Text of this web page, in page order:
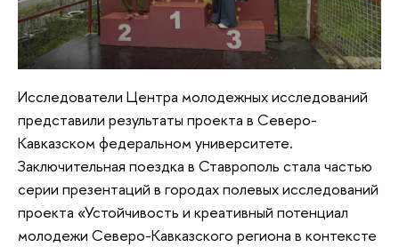
Исследователи Центра молодежных исследований
представили результаты проекта в Северо-
Кавказском федеральном университете.
Заключительная поездка в Ставрополь стала частью
серии презентаций в городах полевых исследований
проекта «Устойчивость и креативный потенциал
молодежи Северо-Кавказского региона в контексте